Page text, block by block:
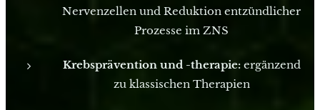
Nervenzellen und Reduktion entzündlicher
Prozesse im ZNS
Krebsprävention und -therapie:ergänzend
zu klassischen Therapien